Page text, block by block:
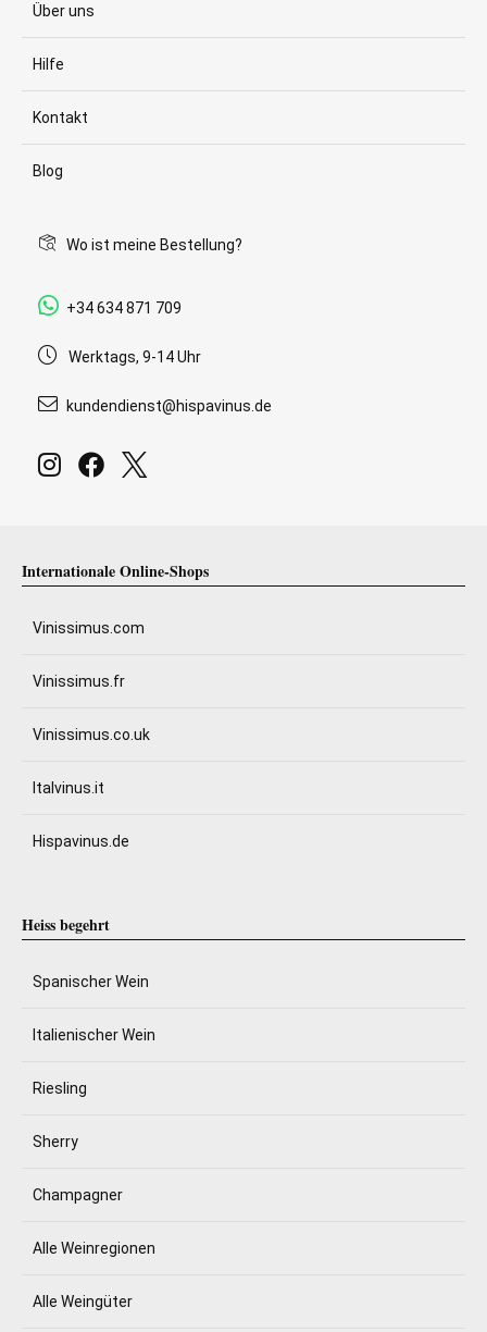
Über uns
Hilfe
Kontakt
Blog
Wo ist meine Bestellung?
+34 634 871 709
Werktags, 9-14 Uhr
kundendienst@hispavinus.de
Internationale Online-Shops
Vinissimus.com
Vinissimus.fr
Vinissimus.co.uk
Italvinus.it
Hispavinus.de
Heiss begehrt
Spanischer Wein
Italienischer Wein
Riesling
Sherry
Champagner
Alle Weinregionen
Alle Weingüter